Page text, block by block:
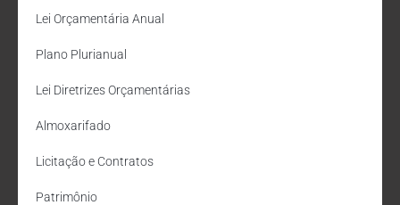
Lei Orçamentária Anual
Plano Plurianual
Lei Diretrizes Orçamentárias
Almoxarifado
Licitação e Contratos
Patrimônio